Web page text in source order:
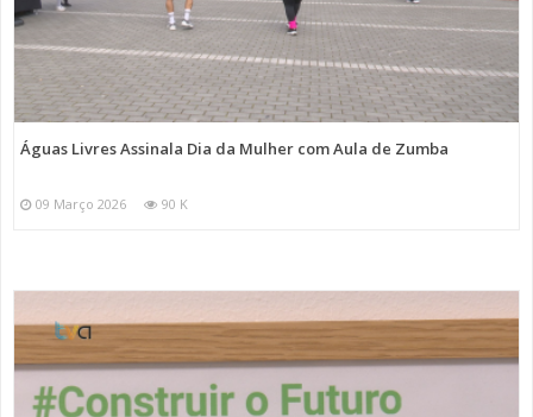
Águas Livres Assinala Dia da Mulher com Aula de Zumba
09 Março 2026 90 K